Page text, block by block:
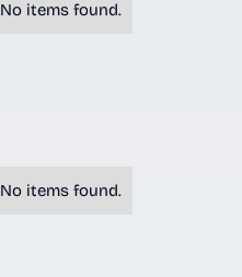
No items found.
DISPOZIȚIILE
No items found.